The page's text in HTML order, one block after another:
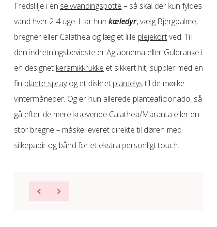
Fredslilje i en selvvandingspotte – så skal der kun fyldes
vand hver 2-4 uge. Har hun kæledyr, vælg Bjergpalme,
bregner eller Calathea og læg et lille plejekortved. Til
den indretningsbevidste er Aglaonema eller Guldranke i
en designet keramikkrukke et sikkert hit; suppler med en
fin plante-sprayog et diskret plantelys til de mørke
vintermåneder. Og er hun allerede planteaficionado, så
gå efter de mere krævende Calathea/Maranta eller en
stor bregne – måske leveret direkte til døren med
silkepapir og bånd for et ekstra personligt touch.